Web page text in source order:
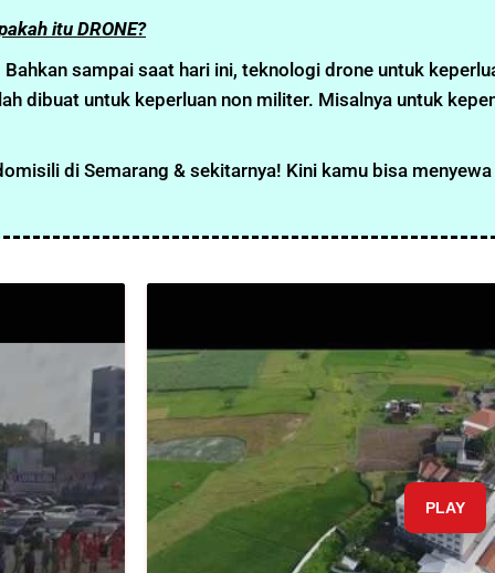
itu DRONE?
sampai saat hari ini, teknologi drone untuk
dibuat untuk keperluan non militer. Misalnya untuk
di Semarang & sekitarnya! Kini kamu bisa
PLAY